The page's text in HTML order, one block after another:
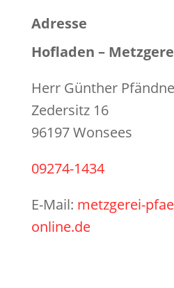
Adresse
Hofladen –
Herr Günther
Zedersitz 16
96197 Wonsees
09274-1434
E-Mail: metzgerei-
online.de